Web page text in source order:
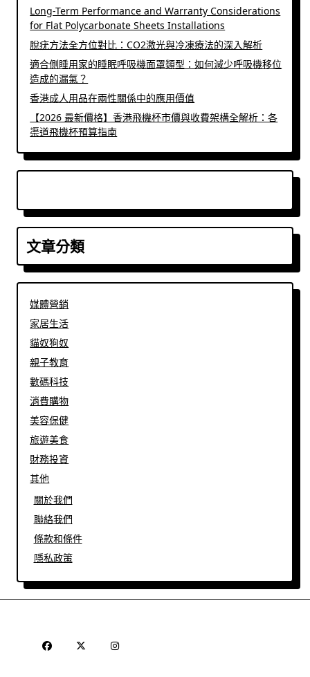
Long-Term Performance and Warranty Considerations
for Flat Polycarbonate Sheets Installations
脫疣方法全方位對比：CO2激光與冷凍療法的深入解析
適合側睡用家的睡眠呼吸機面罩類型：如何減少呼吸機移位
造成的漏氣？
香港成人用品在兩性關係中的應用價值
【2026 最新價格】香港飛機杯市價與收費架構全解析：各
渠道飛機杯預算指南
文章分類
媒體營銷
家居生活
貓奴狗奴
親子教育
數碼科技
消費購物
美容保健
旅遊美食
財務投資
其他
關於我們
聯絡我們
條款和條件
隱私政策